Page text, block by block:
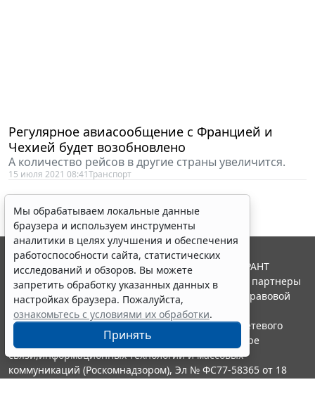
Регулярное авиасообщение с Францией и
Чехией будет возобновлено
А количество рейсов в другие страны увеличится.
15 июля 2021 08:41Транспорт
Мы обрабатываем локальные данные
браузера и используем инструменты
аналитики в целях улучшения и обеспечения
работоспособности сайта, статистических
исследований и обзоров. Вы можете
запретить обработку указанных данных в
настройках браузера. Пожалуйста,
ознакомьтесь с условиями их обработки.
Принять
© ООО "НПП "ГАРАНТ-СЕРВИС", 2026. Система ГАРАНТ
выпускается с 1990 года. Компания "Гарант" и ее партнеры
являются участниками Российской ассоциации правовой
информации ГАРАНТ.
Портал ГАРАНТ.РУ зарегистрирован в качестве сетевого
издания Федеральной службой по надзору в сфере
связи,информационных технологий и массовых
коммуникаций (Роскомнадзором), Эл № ФС77-58365 от 18